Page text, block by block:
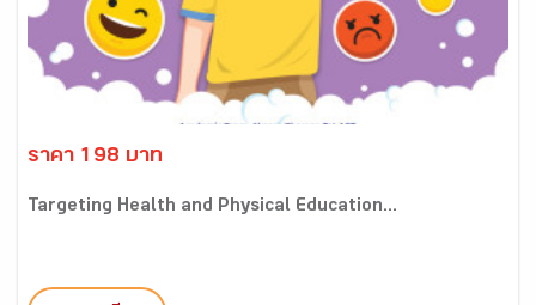
ราคา 198 บาท
Targeting Health and Physical Education...